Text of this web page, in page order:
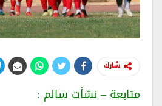
شارك
متابعة – نشأت سالم :